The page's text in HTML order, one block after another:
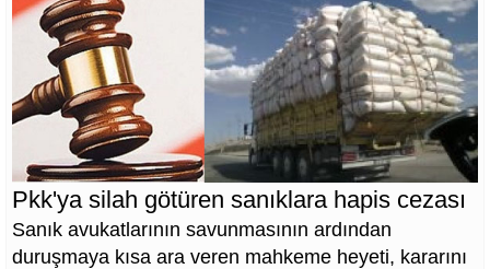
Pkk'ya silah götüren sanıklara hapis cezası
Sanık avukatlarının savunmasının ardından
duruşmaya kısa ara veren mahkeme heyeti, kararını